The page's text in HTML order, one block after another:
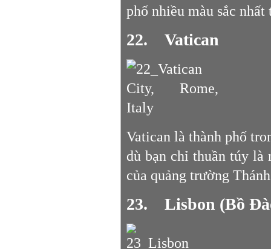
phố nhiều màu sắc
22. Vatican
Vatican là thành phố
dù bạn chỉ thuần túy
của quảng trường
23. Lisbon (Bồ